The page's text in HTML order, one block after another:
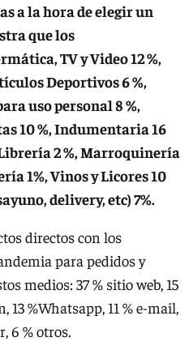
a la hora de elegir un
que los
TV y Video 12 %,
Deportivos 6 %,
uso personal 8 %,
10 %, Indumentaria 16
2 %, Marroquinería
1%, Vinos y Licores 10
delivery, etc) 7%.
directos con los
para pedidos y
medios: 37 % sitio web, 15
13 %Whatsapp, 11 % e-mail,
6 % otros.